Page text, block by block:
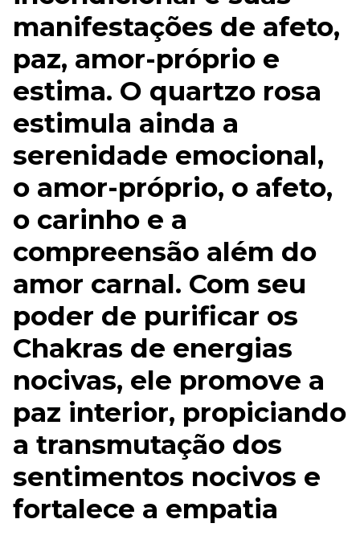
manifestações de afeto,
paz, amor-próprio e
estima. O quartzo rosa
estimula ainda a
serenidade emocional,
o amor-próprio, o afeto,
o carinho e a
compreensão além do
amor carnal. Com seu
poder de purificar os
Chakras de energias
nocivas, ele promove a
paz interior, propiciando
a transmutação dos
sentimentos nocivos e
fortalece a empatia